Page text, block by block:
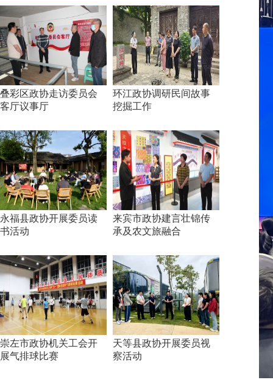
叠彩区政协走访委员会
客厅议事厅
环江政协调研民间故事
挖掘工作
永福县政协开展委员读
书活动
来宾市政协建言壮锦传
承及农文旅融合
崇左市政协机关工会开
展气排球比赛
天等县政协开展委员视
察活动